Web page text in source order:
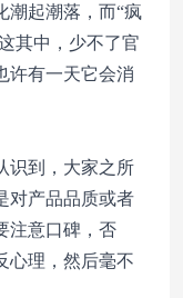
潮起潮落，而“疯
其中，少不了官
许有一天它会消
识到，大家之所
对产品品质或者
注意口碑，否
心理，然后毫不